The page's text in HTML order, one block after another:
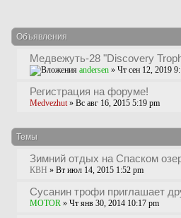
Объявления
Медвежуть-28 "Discovery
andersen » Чт сен 12, 2019
Регистрация на форуме!
Medvezhut» Вс авг 16, 2015 5:19 pm
Темы
Зимний отдых на Спаском
КВН » Вт июл 14, 2015 1:52 pm
Сусанин трофи приглашает
MOTOR » Чт янв 30, 2014 10:17 pm